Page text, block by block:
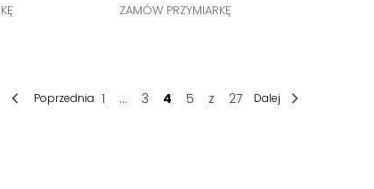
ZAMÓW PRZYMIARKĘ
Poprzednia 1 ... 3 4 5 z 27 Dalej